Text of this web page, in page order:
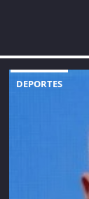
DEPORTES